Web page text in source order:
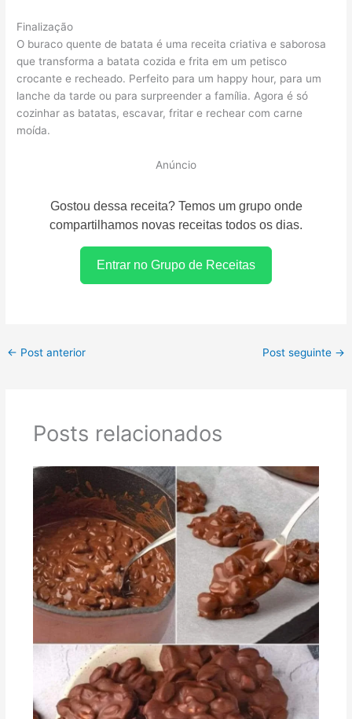
Finalização
O buraco quente de batata é uma receita criativa e saborosa
que transforma a batata cozida e frita em um petisco
crocante e recheado. Perfeito para um happy hour, para um
lanche da tarde ou para surpreender a família. Agora é só
cozinhar as batatas, escavar, fritar e rechear com carne
moída.
Anúncio
Gostou dessa receita? Temos um grupo onde
compartilhamos novas receitas todos os dias.
Entrar no Grupo de Receitas
← Post anterior Post seguinte →
Posts relacionados